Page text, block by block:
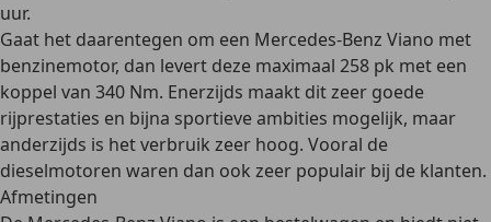
uur.
Gaat het daarentegen om een Mercedes-Benz Viano met
benzinemotor, dan levert deze maximaal 258 pk met een
koppel van 340 Nm. Enerzijds maakt ditzeer goede
rijprestaties en bijna sportieve ambities mogelijk, maar
anderzijds is het verbruik zeer hoog. Vooral de
dieselmotoren waren dan ook zeer populair bij de klanten.
Afmetingen